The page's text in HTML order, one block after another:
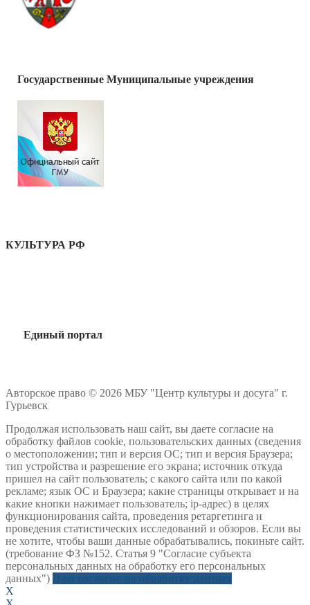
Государственные Муниципальные учреждения
КУЛЬТУРА РФ
Единый портал
Авторское право © 2026 МБУ "Центр культуры и досуга" г.
Гурьевск
Продолжая использовать наш сайт, вы даете согласие на
обработку файлов cookie, пользовательских данных (сведения
о местоположении; тип и версия ОС; тип и версия Браузера;
тип устройства и разрешение его экрана; источник откуда
пришел на сайт пользователь; с какого сайта или по какой
рекламе; язык ОС и Браузера; какие страницы открывает и на
какие кнопки нажимает пользователь; ip-адрес) в целях
функционирования сайта, проведения ретаргетинга и
проведения статистических исследований и обзоров. Если вы
не хотите, чтобы ваши данные обрабатывались, покиньте сайт.
(требование ФЗ №152. Статья 9 "Согласие субъекта
персональных данных на обработку его персональных
данных")
X